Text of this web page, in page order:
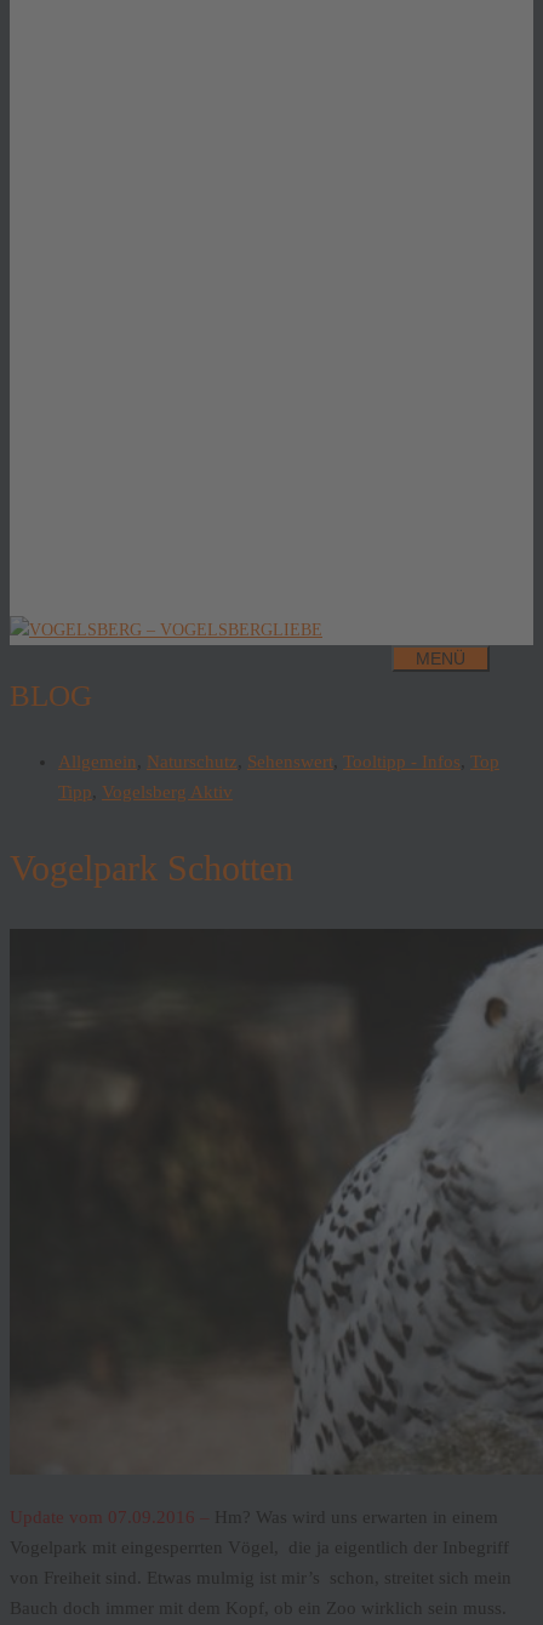
MENÜ
BLOG
Allgemein Naturschutz Sehenswert Tooltipp - Infos Top
Tipp
Vogelsberg Aktiv
Vogelpark Schotten
Update vom 07.09.2016 –
Hm? Was wird uns erwarten in einem
Vogelpark mit eingesperrten Vögel, die ja eigentlich der Inbegriff
von Freiheit sind. Etwas mulmig ist mir’s schon, streitet sich mein
Bauch doch immer mit dem Kopf, ob ein Zoo wirklich sein muss.